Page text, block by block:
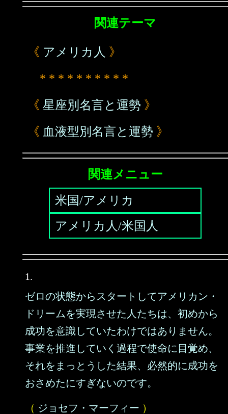
関連テーマ
《 アメリカ人 》
* * * * * * * * * *
《 星座別名言と運勢 》
《 血液型別名言と運勢 》
関連メニュー
米国/アメリカ
アメリカ人/米国人
1.
ゼロの状態からスタートしてアメリカン・
ドリームを実現させた人たちは、初めから
成功を意識していたわけではありません。
事業を推進していく過程で使命に目覚め、
それをまっとうした結果、必然的に成功を
おさめたにすぎないのです。
（ ジョセフ・マーフィー ）